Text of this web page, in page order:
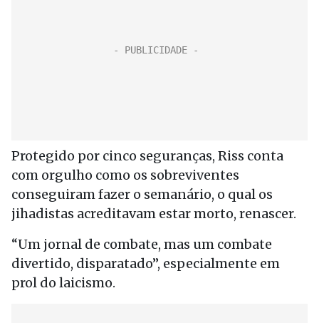
Protegido por cinco seguranças, Riss conta
com orgulho como os sobreviventes
conseguiram fazer o semanário, o qual os
jihadistas acreditavam estar morto, renascer.
“Um jornal de combate, mas um combate
divertido, disparatado”, especialmente em
prol do laicismo.